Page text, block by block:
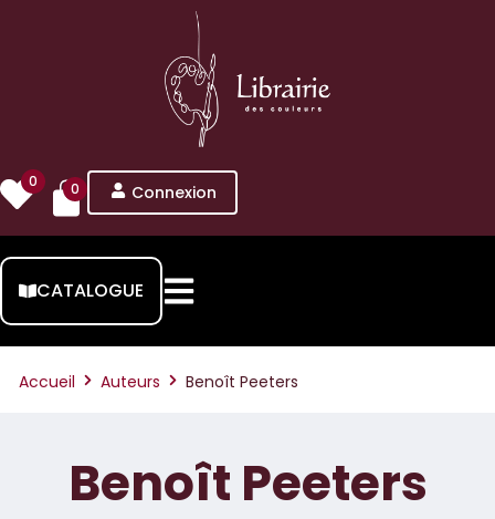
0 0 Connexion
CATALOGUE
Accueil Auteurs Benoît Peeters
Benoît Peeters